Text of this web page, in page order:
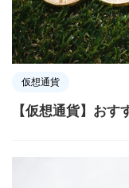
仮想通貨
【仮想通貨】お